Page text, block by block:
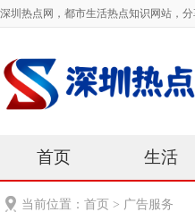
深圳热点网，都市生活热点知识网站，
首页 生活
当前位置： 首页 > 广告服务